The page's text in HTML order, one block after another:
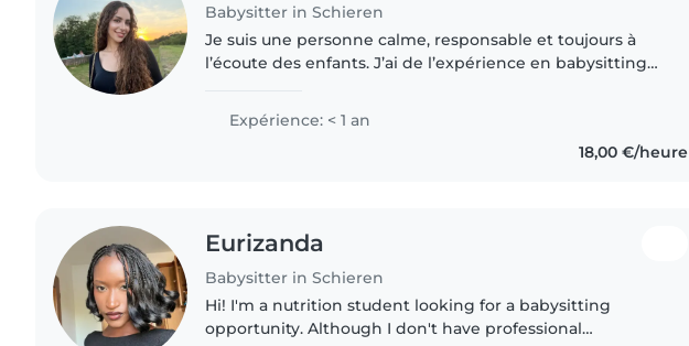
Babysitter in Schieren
Je suis une personne calme, responsable et toujours à
l’écoute des enfants. J’ai de l’expérience en babysitting
activités adaptées..
Expérience: < 1 an
18,00 €/heure
Eurizanda
Babysitter in Schieren
Hi! I'm a nutrition student looking for a babysitting
opportunity. Although I don't have professional